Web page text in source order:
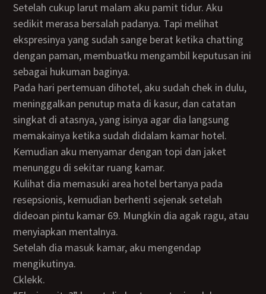
Setelah cukup larut malam aku pamit tidur. Aku
sedikit merasa bersalah padanya. Tapi melihat
ekspresinya yang sudah sange berat ketika chatting
dengan paman, membuatku mengambil keputusan ini
sebagai hukuman baginya.
Pada hari pertemuan dihotel, aku sudah chek in dulu,
meninggalkan penutup mata di kasur, dan catatan
singkat di atasnya, yang isinya agar dia langsung
memakainya ketika sudah didalam kamar hotel.
Kemudian aku menyamar dengan topi dan jaket
menunggu di sekitar ruang kamar.
Kulihat dia memasuki area hotel bertanya pada
resepsionis, kemudian berhenti sejenak setelah
dideoan pintu kamar 69. Mungkin dia agak ragu, atau
menyiapkan mentalnya.
Setelah dia masuk kamar, aku mengendap
mengikutinya.
Cklekk.